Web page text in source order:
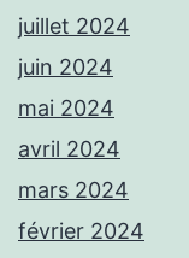
juillet 2024
juin 2024
mai 2024
avril 2024
mars 2024
février 2024